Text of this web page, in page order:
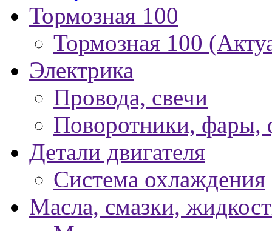
Тормозная 100
Тормозная 100
Электрика
Провода, свечи
Поворотники, фары,
Детали двигателя
Система охлаждения
Масла, смазки,